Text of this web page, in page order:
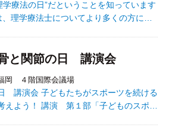
療法の日”だということを知っています
理学療法士についてより多くの方に知
よって全国で様々なイベントやセミナ
私たち福岡県理学療法士会でも、7月15
場で無料の運動機能測定会を開催いた
参加して、私たちと一緒に健康について
と関節の日 講演会
岡 ４階国際会議場
講演会 子どもたちがスポーツを続ける
子どものスポー